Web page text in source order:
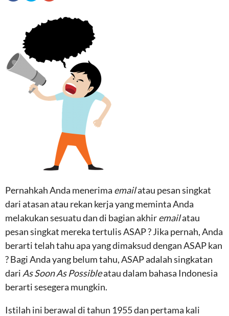
Pernahkah Anda menerima emailatau pesan singkat
dari atasan atau rekan kerja yang meminta Anda
melakukan sesuatu dan di bagian akhiremailatau
pesan singkat mereka tertulis ASAP ? Jika pernah, Anda
berarti telah tahu apa yang dimaksud dengan ASAP kan
? Bagi Anda yang belum tahu, ASAP adalah singkatan
dari As Soon As Possibleatau dalam bahasa Indonesia
berarti sesegera mungkin.
Istilah ini berawal di tahun 1955 dan pertama kali